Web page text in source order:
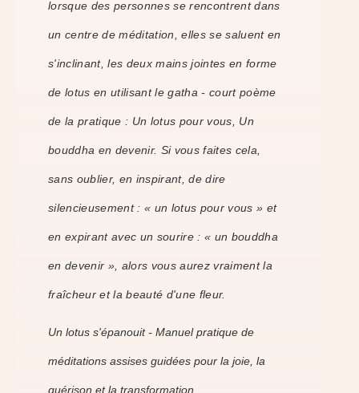
lorsque des personnes se rencontrent dans
un centre de méditation, elles se saluent en
s'inclinant, les deux mains jointes en forme
de lotus en utilisant le gatha - court poème
de la pratique : Un lotus pour vous, Un
bouddha en devenir. Si vous faites cela,
sans oublier, en inspirant, de dire
silencieusement : « un lotus pour vous » et
en expirant avec un sourire : « un bouddha
en devenir », alors vous aurez vraiment la
fraîcheur et la beauté d'une fleur.
Un lotus s'épanouit - Manuel pratique de
méditations assises guidées pour la joie, la
guérison et la transformation